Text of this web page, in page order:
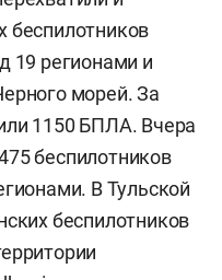
беспилотников
19 регионами и
морей. За
1150 БПЛА. Вчера
беспилотников
В Тульской
беспилотников